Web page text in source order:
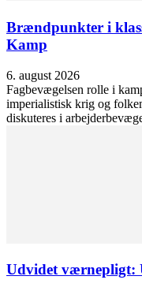
Brændpunkter i
Kamp
6. august 2026
Fagbevægelsen rolle i
imperialistisk krig og
diskuteres i
Udvidet værnepligt: